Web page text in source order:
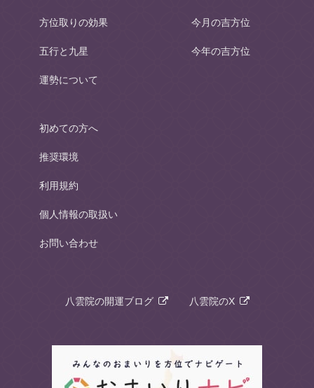
方位取りの効果
五行と九星
運勢について
今月の吉方位
今年の吉方位
初めての方へ
推奨環境
利用規約
個人情報の取扱い
お問い合わせ
八雲院の開運ブログ 八雲院のX